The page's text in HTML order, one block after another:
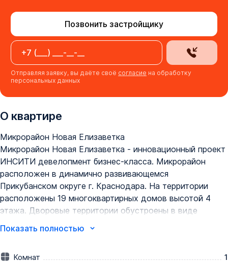
Позвонить застройщику
Отправляя заявку, вы даёте своё согласие на обработку
персональных данных
О квартире
Микрорайон Новая Елизаветка
Микрорайон Новая Елизаветка - инновационный проект
ИНСИТИ девелопмент бизнес-класса. Микрорайон
расположен в динамично развивающемся
Прикубанском округе г. Краснодара. На территории
расположены 19 многоквартирных домов высотой 4
этажа. Дворовые территории обустроены в виде
стилобатов. Это – двухуровневая конструкция, на
спортивные площадки. Также есть наземные дворы,
Показать полностью
Комнат 1